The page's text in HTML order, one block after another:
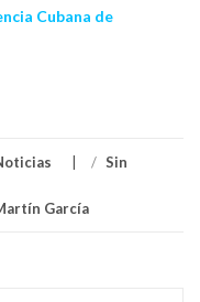
Cubana de
/ Sin
García